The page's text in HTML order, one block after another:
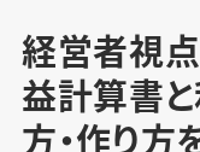
経営者視
益計算書
方・作り方